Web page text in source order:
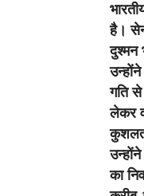
है।
दुश्मन
गति
लेकर
का